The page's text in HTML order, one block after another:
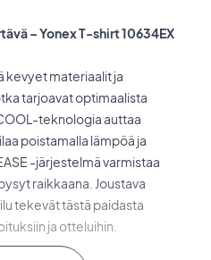
– Yonex T-shirt 10634EX
kevyet materiaalit ja
tarjoavat optimaalista
teknologia auttaa
poistamalla lämpöä ja
-järjestelmä varmistaa
raikkaana. Joustava
tekevät tästä paidasta
ja otteluihin.